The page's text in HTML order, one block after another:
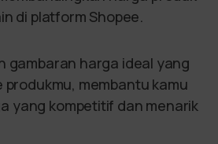
di platform Shopee.
gambaran harga ideal yang
produkmu, membantu kamu
yang kompetitif dan menarik